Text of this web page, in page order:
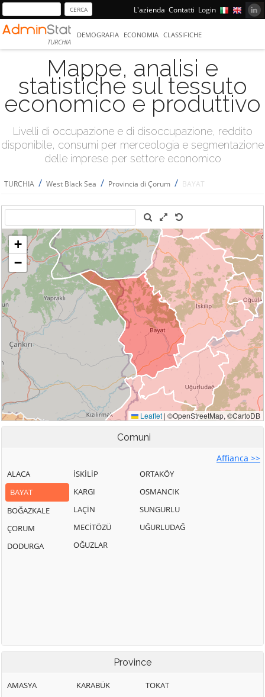
L'azienda Contatti Login
TURCHIA
DEMOGRAFIA ECONOMIA CLASSIFICHE
Mappe, analisi e
statistiche sul tessuto
economico e produttivo
Livelli di occupazione e di disoccupazione, reddito
disponibile, consumi per merceologia e segmentazione
delle imprese per settore economico
TURCHIA / West Black Sea / Provincia di Çorum / BAYAT
Comuni
Affianca >>
ALACA
BAYAT
BOĞAZKALE
ÇORUM
DODURGA
İSKİLİP
KARGI
LAÇİN
MECİTÖZÜ
OĞUZLAR
ORTAKÖY
OSMANCIK
SUNGURLU
UĞURLUDAĞ
Province
AMASYA
KARABÜK
TOKAT